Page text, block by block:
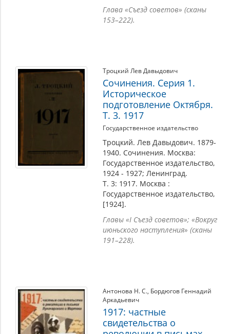
Глава «Съезд советов» (сканы
153–222).
Троцкий Лев Давыдович
Сочинения. Серия 1.
Историческое
подготовление Октября.
Т. 3. 1917
Государственное издательство
Троцкий. Лев Давыдович. 1879-
1940. Сочинения. Москва:
Государственное издательство,
1924 - 1927; Ленинград.
Т. 3: 1917. Москва :
Государственное издательство,
[1924].
Главы «I Съезд советов»; «Вокруг
июньского наступления» (сканы
191–228).
Антонова Н. С., Бордюгов Геннадий
Аркадьевич
1917: частные
свидетельства о